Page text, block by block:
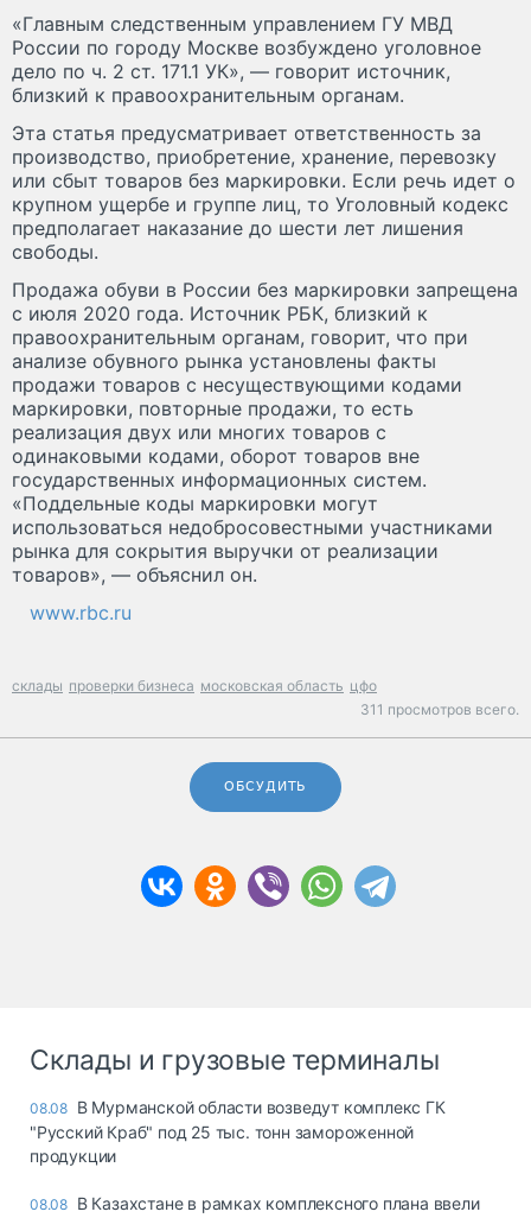
«Главным следственным управлением ГУ МВД
России по городу Москве возбуждено уголовное
дело по ч. 2 ст. 171.1 УК», — говорит источник,
близкий к правоохранительным органам.
Эта статья предусматривает ответственность за
производство, приобретение, хранение, перевозку
или сбыт товаров без маркировки. Если речь идет о
крупном ущербе и группе лиц, то Уголовный кодекс
предполагает наказание до шести лет лишения
свободы.
Продажа обуви в России без маркировки запрещена
с июля 2020 года. Источник РБК, близкий к
правоохранительным органам, говорит, что при
анализе обувного рынка установлены факты
продажи товаров с несуществующими кодами
маркировки, повторные продажи, то есть
реализация двух или многих товаров с
одинаковыми кодами, оборот товаров вне
государственных информационных систем.
«Поддельные коды маркировки могут
использоваться недобросовестными участниками
рынка для сокрытия выручки от реализации
товаров», — объяснил он.
www.rbc.ru
склады проверки бизнеса московская область цфо
311 просмотров всего.
ОБСУДИТЬ
Склады и грузовые терминалы
08.08 В Мурманской области возведут комплекс ГК
"Русский Краб" под 25 тыс. тонн замороженной
продукции
08.08 В Казахстане в рамках комплексного плана ввели